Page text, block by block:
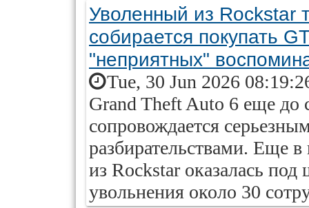
Уволенный из Rockstar
собирается покупать
"неприятных"
Tue, 30 Jun 2026
Grand Theft Auto 6 еще до
сопровождается
разбирательствами. Еще
из Rockstar оказалась
увольнения около 30